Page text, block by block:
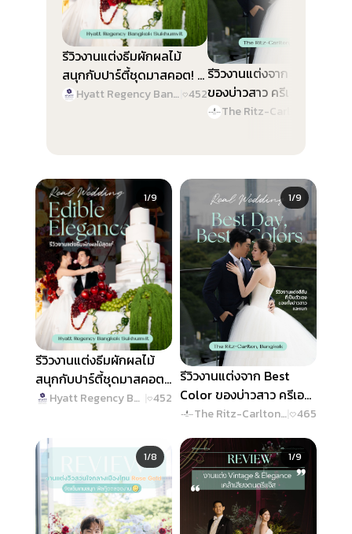
รีวิวงานแต่งธีมผักผลไม้
สนุกกับปาร์ตี้ชุดมาสคอต! @
Hyatt Regency Bangkok
Hyatt Regency Bangkok Sukhumvit 452
รีวิวงานแต่งจาก Best Color
ของบ่าวสาว ครีเอทงานสวย
ทุกดีเทล @ The Ritz-
Slide 1 of 9
1/9
รีวิวงานแต่งธีมผักผลไม้
สนุกกับปาร์ตี้ชุดมาสคอต!
@ Hyatt RegencyHyatt Regency Bangkok Sukhumvit | 452
Slide 1 of 9
1/9
รีวิวงานแต่งจาก Best
Color ของบ่าวสาว ครีเอท
งานสวยทุกดีเทล @ The
The Ritz-Carlton, Bangkok 465
Slide 1 of 8
1/8
Slide 1 of 9
1/9